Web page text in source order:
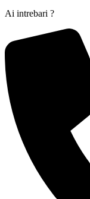
Ai intrebari ?